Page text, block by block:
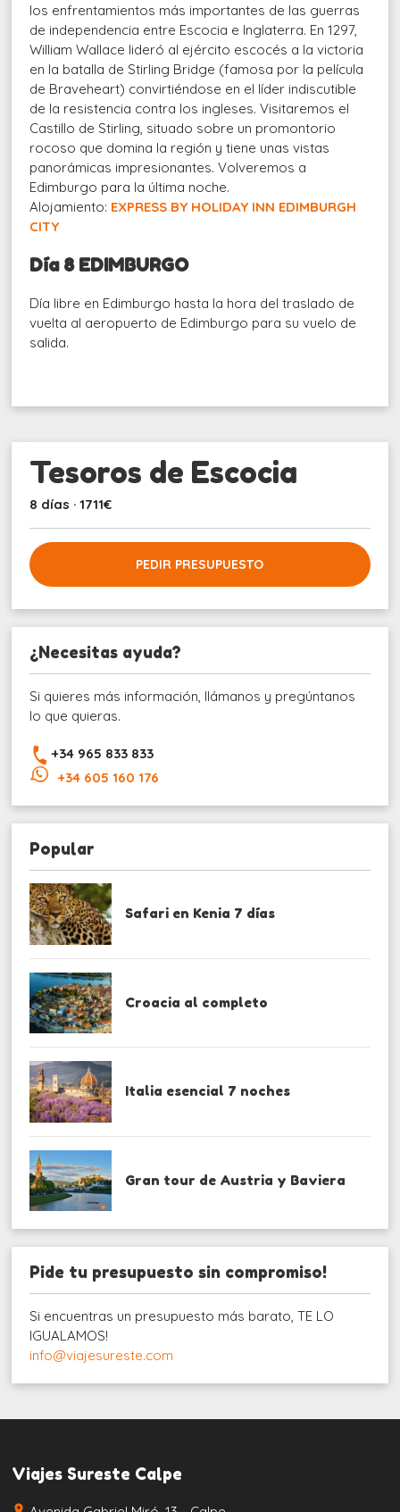
los enfrentamientos más importantes de las guerras
de independencia entre Escocia e Inglaterra. En 1297,
William Wallace lideró al ejército escocés a la victoria
en la batalla de Stirling Bridge (famosa por la película
de Braveheart) convirtiéndose en el líder indiscutible
de la resistencia contra los ingleses. Visitaremos el
Castillo de Stirling, situado sobre un promontorio
rocoso que domina la región y tiene unas vistas
panorámicas impresionantes. Volveremos a
Edimburgo para la última noche.
Alojamiento: EXPRESS BY HOLIDAY INN EDIMBURGH
CITY
Día 8 EDIMBURGO
Día libre en Edimburgo hasta la hora del traslado de
vuelta al aeropuerto de Edimburgo para su vuelo de
salida.
Tesoros de Escocia
8 días · 1711€
PEDIR PRESUPUESTO
¿Necesitas ayuda?
Si quieres más información, llámanos y pregúntanos
lo que quieras.
+34 965 833 833
+34 605 160 176
Popular
Safari en Kenia 7 días
Croacia al completo
Italia esencial 7 noches
Gran tour de Austria y Baviera
Pide tu presupuesto sin compromiso!
Si encuentras un presupuesto más barato, TE LO
IGUALAMOS!
info@viajesureste.com
Viajes Sureste Calpe